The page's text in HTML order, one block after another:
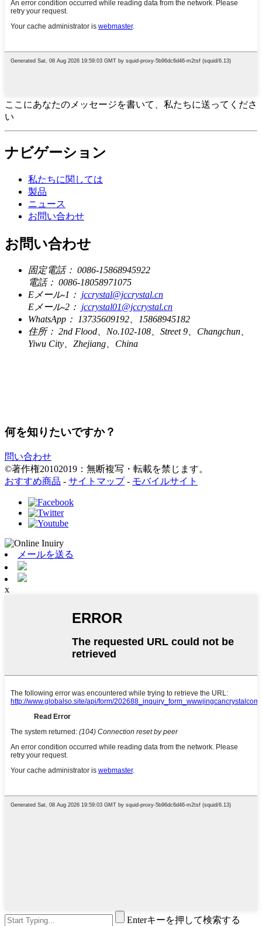
ここにあなたのメッセージを書いて、私たちに送ってくださ
い
ナビゲーション
私たちに関しては
製品
ニュース
お問い合わせ
お問い合わせ
固定電話： 0086-15868945922
電話： 0086-18058971075
Eメール-1： jccrystal@jccrystal.cn
Eメール-2： jccrystal01@jccrystal.cn
WhatsApp： 13735609192、15868945182
住所： 2nd Flood、No.102-108、Street 9、Changchun、
Yiwu City、Zhejiang、China
何を知りたいですか？
問い合わせ
©著作権20102019：無断複写・転載を禁じます。
おすすめ商品 - サイトマップ- モバイルサイト
メールを送る
x
Enterキーを押して検索する